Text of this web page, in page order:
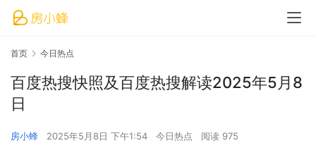
首页 今日热点
百度热搜快照及百度热搜解读2025年5月8
日
房小蜂 2025年5月8日 下午1:54 今日热点 阅读 975